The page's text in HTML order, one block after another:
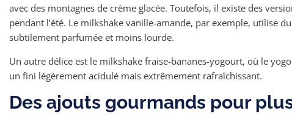
avec des montagnes de crème glacée. Toutefois, il existe des
pendant l’été. Le milkshake vanille-amande, par exemple, utilise
subtilement parfumée et moins lourde.
Un autre délice est le milkshake fraise-bananes-yogourt, où le
un fini légèrement acidulé mais extrêmement rafraîchissant.
Des ajouts gourmands pour